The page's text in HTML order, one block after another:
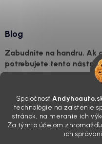
Spoločnosť
technológie na zaistenie
stránok, na meranie ich
Za týmto účelom
ich
Blog
Zabudnite na handru. Ak
potrebujete tento nástroj
„upratanom“ aute, no pri
mriežkach ventilácie, okolo
drzo pozerá prach. Handra ani
Detailing nemusí stáť